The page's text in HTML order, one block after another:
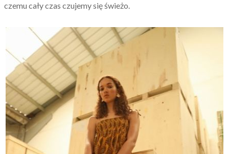
czemu cały czas czujemy się świeżo.